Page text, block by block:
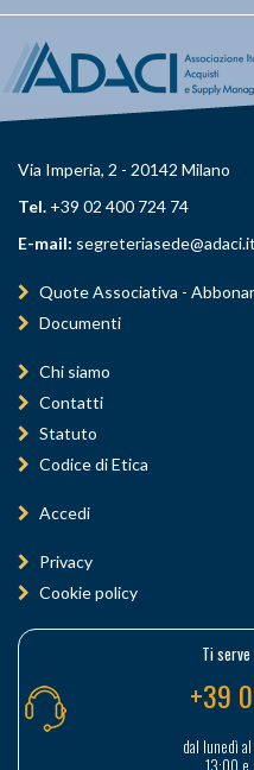
Via Imperia, 2 - 20142 Milano
Tel. +39 02 400 724 74
E-mail: segreteriasede@adaci.it
Quote Associativa -
Documenti
Chi siamo
Contatti
Statuto
Codice di Etica
Accedi
Privacy
Cookie policy
Ti
+39
dal lunedì
13:00 e